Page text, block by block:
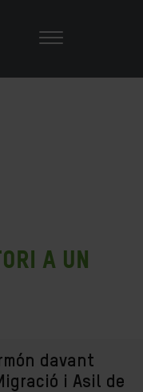
a un
davant
i Asil de